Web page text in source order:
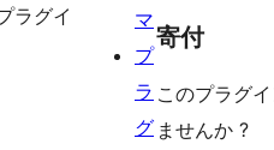
ラグイ
寄付
このプラグ
ませんか ?
マ
プ
ラ
グ